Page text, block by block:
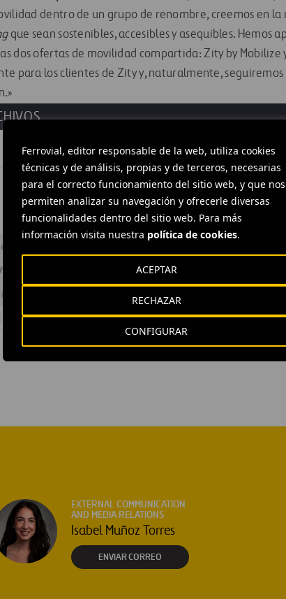
Ferrovial, editor responsable de la web, utiliza cookies
técnicas y de análisis, propias y de terceros, necesarias
para el correcto funcionamiento del sitio web, y que nos
permiten analizar su navegación y ofrecerle diversas
funcionalidades dentro del sitio web. Para más
información visita nuestra política de cookies.
CONFIGURAR
RECHAZAR
ACEPTAR
dentro de un grupo de renombre, creemos en
que sean sostenibles, accesibles y asequibles. Hemos
dos ofertas de movilidad compartida: Zity by Mobilize
para los clientes de Zity y, naturalmente,
#Medio ambiente
#
EXTERNAL COMMUNICATION
AND MEDIA RELATIONS
Isabel Muñoz Torres
ENVIAR CORREO